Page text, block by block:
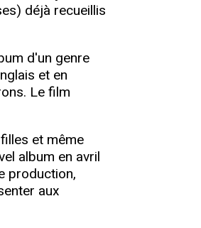
déjà recueillis
d'un genre
et en
Le film
et même
album en avril
production,
aux